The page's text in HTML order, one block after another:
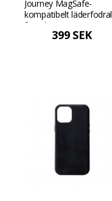
Journey MagSafe-
kompatibelt läderfodral
för iPhone 12 Pro Max -
Mörkbrun399 SEK